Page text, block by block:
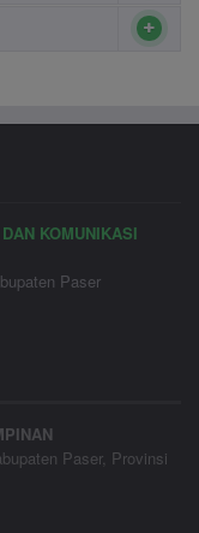
KOMUNIKASI
Paser
Paser, Provinsi